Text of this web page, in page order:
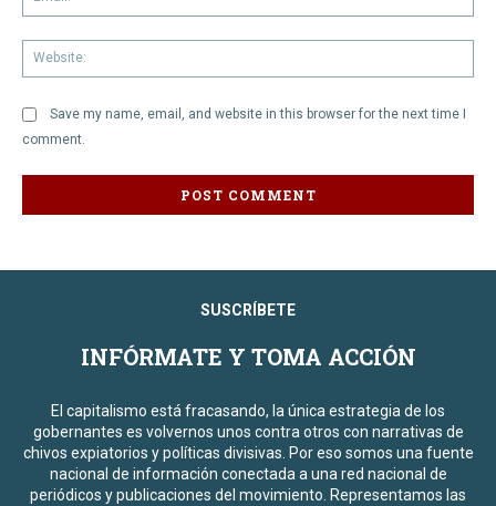
Save my name, email, and website in this browser for the next time I
comment.
SUSCRÍBETE
INFÓRMATE Y TOMA ACCIÓN
El capitalismo está fracasando, la única estrategia de los
gobernantes es volvernos unos contra otros con narrativas de
chivos expiatorios y políticas divisivas. Por eso somos una fuente
nacional de información conectada a una red nacional de
periódicos y publicaciones del movimiento. Representamos las